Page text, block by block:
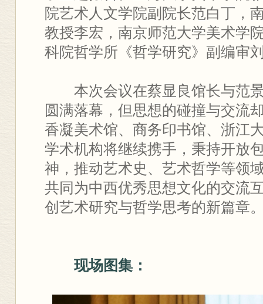
院艺术人文学院副院长范白丁，
教授李宏，南京师范大学美术学
科院哲学所《哲学研究》副编审
本次会议在蔡显良馆长与范
圆满落幕，但思想的碰撞与交流
香凝美术馆、商务印书馆、浙江
学术机构将继续携手，秉持开放
神，推动艺术史、艺术哲学等领
共同为中西优秀思想文化的交流
创艺术研究与哲学思考的新篇章
现场图集：